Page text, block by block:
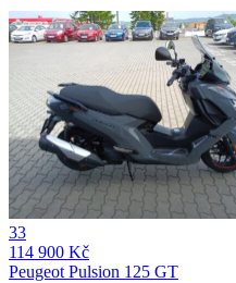
33
114 900 Kč
Peugeot Pulsion 125 GT